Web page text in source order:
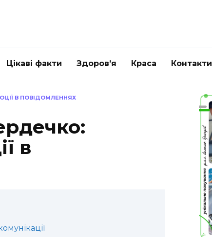
Цікаві факти Здоров’я Краса Контакти
В ПОВІДОМЛЕННЯХ
в